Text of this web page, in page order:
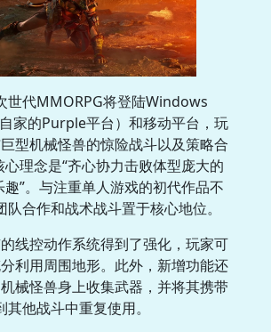
世代MMORPG将登陆Windows
家的Purple平台）和移动平台，玩
型机械怪兽的惊险战斗以及策略合
理念是“齐心协力击败体型庞大的
”。与注重单人游戏的初代作品不
队合作和战术战斗置于核心地位。
线控动作系统得到了强化，玩家可
利用周围地形。此外，新增功能还
械怪兽身上收集武器，并将其携带
其他战斗中重复使用。